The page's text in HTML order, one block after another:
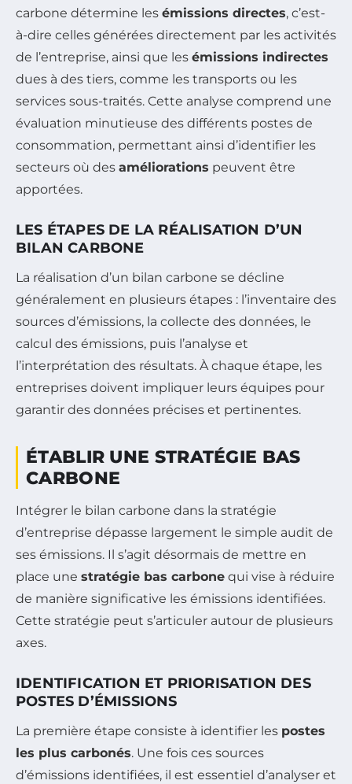
carbone détermine les émissions directes, c’est-
à-dire celles générées directement par les activités
de l’entreprise, ainsi que les émissions indirectes
dues à des tiers, comme les transports ou les
services sous-traités. Cette analyse comprend une
évaluation minutieuse des différents postes de
consommation, permettant ainsi d’identifier les
secteurs où des améliorations peuvent être
apportées.
LES ÉTAPES DE LA RÉALISATION D’UN
BILAN CARBONE
La réalisation d’un bilan carbone se décline
généralement en plusieurs étapes : l’inventaire des
sources d’émissions, la collecte des données, le
calcul des émissions, puis l’analyse et
l’interprétation des résultats. À chaque étape, les
entreprises doivent impliquer leurs équipes pour
garantir des données précises et pertinentes.
ÉTABLIR UNE STRATÉGIE BAS
CARBONE
Intégrer le bilan carbone dans la stratégie
d’entreprise dépasse largement le simple audit de
ses émissions. Il s’agit désormais de mettre en
place une stratégie bas carbone qui vise à réduire
de manière significative les émissions identifiées.
Cette stratégie peut s’articuler autour de plusieurs
axes.
IDENTIFICATION ET PRIORISATION DES
POSTES D’ÉMISSIONS
La première étape consiste à identifier les postes
les plus carbonés. Une fois ces sources
d’émissions identifiées, il est essentiel d’analyser et